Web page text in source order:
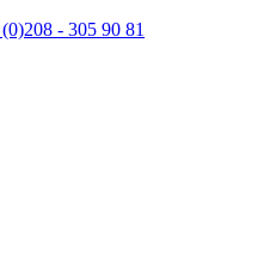
- 305 90 81